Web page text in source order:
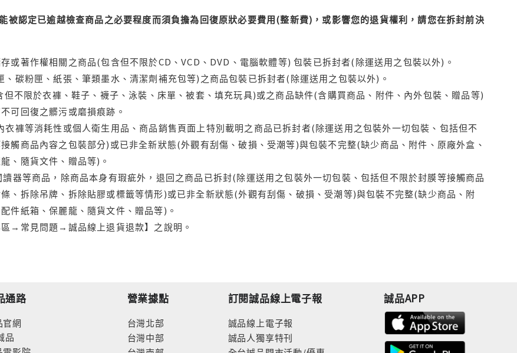
被認定已逾越檢查商品之必要程度而須負擔為回復原狀必要費用(整新費)，或影響您的退貨權利，請您在拆封前決
或著作權相關之商品(包含但不限於CD、VCD、DVD、電腦軟體等) 包裝已拆封者(除運送用之包裝以外)。
碳粉匣、紙張、筆類墨水、清潔劑補充包等)之商品包裝已拆封者(除運送用之包裝以外)。
不限於衣褲、鞋子、襪子、泳裝、床單、被套、填充玩具)或之商品缺件(含購買商品、附件、內外包裝、贈品等)
可回復之髒污或磨損痕跡。
褲等消耗性或個人衛生用品、商品銷售頁面上特別載明之商品已拆封者(除運送用之包裝外一切包裝、包括但不
觸商品內容之包裝部分)或已非全新狀態(外觀有刮傷、破損、受潮等)與包裝不完整(缺少商品、附件、原廠外盒、
、隨貨文件、贈品等)。
器等商品，除商品本身有瑕疵外，退回之商品已拆封(除運送用之包裝外一切包裝、包括但不限於封膜等接觸商品
、拆除吊牌、拆除貼膠或標籤等情形)或已非全新狀態(外觀有刮傷、破損、受潮等)與包裝不完整(缺少商品、附
件紙箱、保麗龍、隨貨文件、贈品等)。
→常見問題→誠品線上退貨退款】之說明。
通路
官網
品
營業據點
台灣北部
台灣中部
訂閱誠品線上電子報
誠品線上電子報
誠品人獨享特刊
誠品APP